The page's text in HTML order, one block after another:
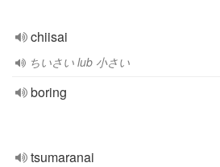
chiisai
ちいさい lub 小さい
boring
tsumaranai